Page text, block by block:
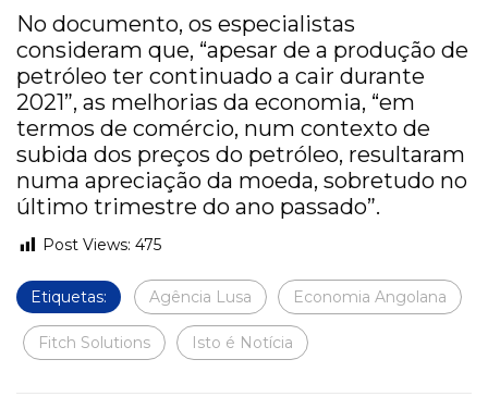
No documento, os especialistas
consideram que, “apesar de a produção de
petróleo ter continuado a cair durante
2021”, as melhorias da economia, “em
termos de comércio, num contexto de
subida dos preços do petróleo, resultaram
numa apreciação da moeda, sobretudo no
último trimestre do ano passado”.
Post Views: 475
Etiquetas: Agência Lusa Economia Angolana
Fitch Solutions Isto é Notícia